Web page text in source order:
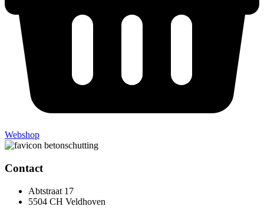
Webshop
Contact
Abtstraat 17
5504 CH Veldhoven